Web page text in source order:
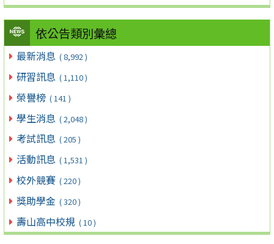
依公告類別彙總
最新消息 ( 8,992 )
研習訊息 ( 1,110 )
榮譽榜 ( 141 )
學生消息 ( 2,048 )
考試訊息 ( 205 )
活動訊息 ( 1,531 )
校外競賽 ( 220 )
獎助學金 ( 320 )
壽山高中校規 ( 10 )